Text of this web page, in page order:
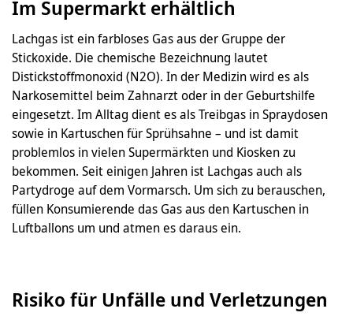
Im Supermarkt erhältlich
Lachgas ist ein farbloses Gas aus der Gruppe der
Stickoxide. Die chemische Bezeichnung lautet
Distickstoffmonoxid (N2O). In der Medizin wird es als
Narkosemittel beim Zahnarzt oder in der Geburtshilfe
eingesetzt. Im Alltag dient es als Treibgas in Spraydosen
sowie in Kartuschen für Sprühsahne – und ist damit
problemlos in vielen Supermärkten und Kiosken zu
bekommen. Seit einigen Jahren ist Lachgas auch als
Partydroge auf dem Vormarsch. Um sich zu berauschen,
füllen Konsumierende das Gas aus den Kartuschen in
Luftballons um und atmen es daraus ein.
Risiko für Unfälle und Verletzungen